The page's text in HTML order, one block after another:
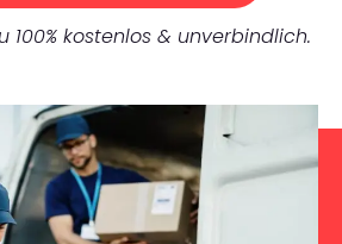
100% kostenlos & unverbindlich.